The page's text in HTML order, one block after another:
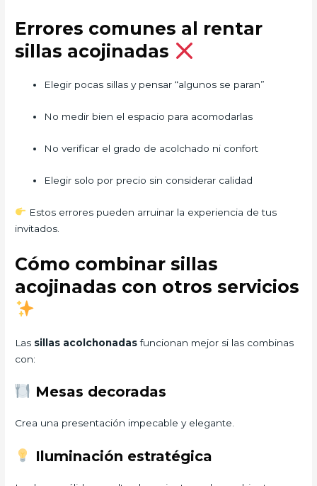
Errores comunes al rentar
sillas acojinadas
Elegir pocas sillas y pensar “algunos se paran”
No medir bien el espacio para acomodarlas
No verificar el grado de acolchado ni confort
Elegir solo por precio sin considerar calidad
Estos errores pueden arruinar la experiencia de tus
invitados.
Cómo combinar sillas
acojinadas con otros servicios
Las sillas acolchonadasfuncionan mejor si las combinas
con:
Mesas decoradas
Crea una presentación impecable y elegante.
Iluminación estratégica